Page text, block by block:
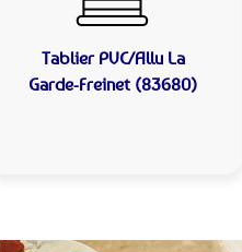
Tablier PVC/Allu La
Garde-Freinet (83680)